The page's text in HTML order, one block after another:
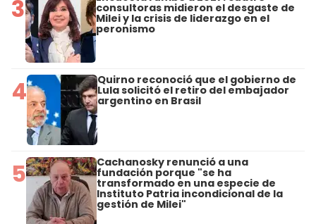
3 consultoras midieron el desgaste de
Milei y la crisis de liderazgo en el
peronismo
4 Quirno reconoció que el gobierno de
Lula solicitó el retiro del embajador
argentino en Brasil
5 Cachanosky renunció a una
fundación porque "se ha
transformado en una especie de
Instituto Patria incondicional de la
gestión de Milei"